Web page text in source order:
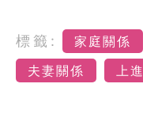
標籤: 家庭關係
夫妻關係
上進